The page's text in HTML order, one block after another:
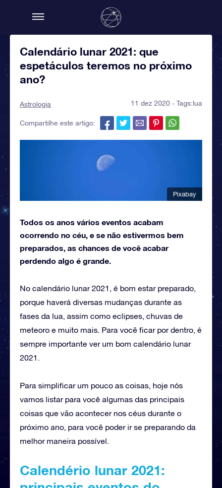
Calendário lunar 2021: que
espetáculos teremos no próximo
ano?
Astrologia 11 dez 2020 - Tags:lua
Compartilhe este artigo:
Pixabay
Todos os anos vários eventos acabam
ocorrendo no céu, e se não estivermos bem
preparados, as chances de você acabar
perdendo algo é grande.
No calendário lunar 2021, é bom estar preparado,
porque haverá diversas mudanças durante as
fases da lua, assim como eclipses, chuvas de
meteoro e muito mais. Para você ficar por dentro, é
sempre importante ver um bom calendário lunar
2021.
Para simplificar um pouco as coisas, hoje nós
vamos listar para você algumas das principais
coisas que vão acontecer nos céus durante o
próximo ano, para você poder ir se preparando da
melhor maneira possível.
Calendério lunar 2021: